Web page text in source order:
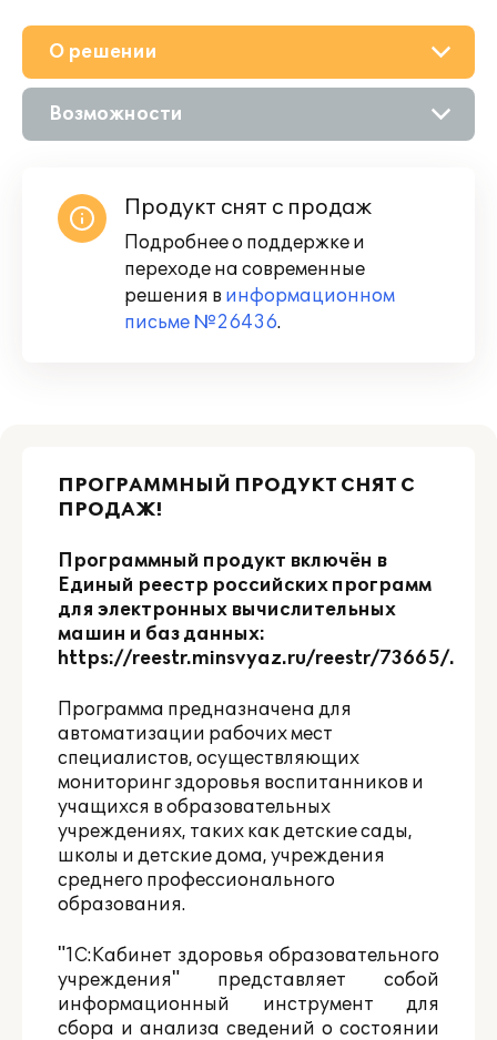
О решении
Возможности
Продукт снят с продаж
Подробнее о поддержке и
переходе на современные
решения в информационном
письме №26436.
ПРОГРАММНЫЙ ПРОДУКТ СНЯТ С
ПРОДАЖ!
Программный продукт включён в
Единый реестр российских программ
для электронных вычислительных
машин и баз данных:
https://reestr.minsvyaz.ru/reestr/73665/.
Программа предназначена для
автоматизации рабочих мест
специалистов, осуществляющих
мониторинг здоровья воспитанников и
учащихся в образовательных
учреждениях, таких как детские сады,
школы и детские дома, учреждения
среднего профессионального
образования.
"1С:Кабинет здоровья образовательного
учреждения" представляет собой
информационный инструмент для
сбора и анализа сведений о состоянии